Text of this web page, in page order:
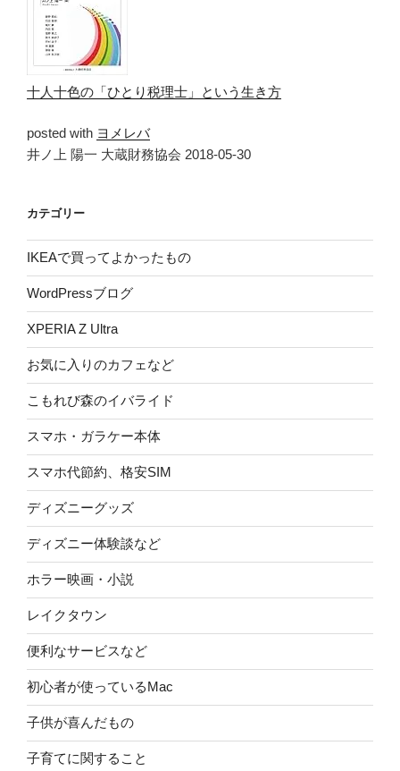
十人十色の「ひとり税理士」という生き方
posted with ヨメレバ
井ノ上 陽一 大蔵財務協会 2018-05-30
カテゴリー
IKEAで買ってよかったもの
WordPressブログ
XPERIA Z Ultra
お気に入りのカフェなど
こもれび森のイバライド
スマホ・ガラケー本体
スマホ代節約、格安SIM
ディズニーグッズ
ディズニー体験談など
ホラー映画・小説
レイクタウン
便利なサービスなど
初心者が使っているMac
子供が喜んだもの
子育てに関すること